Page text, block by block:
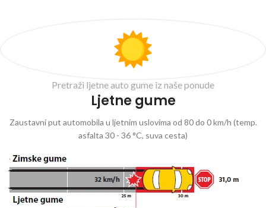
Pretraži ljetne auto gume iz naše ponude
Ljetne gume
Zaustavni put automobila u ljetnim uslovima od 80 do 0 km/h (temp.
asfalta 30 - 36 °C, suva cesta)